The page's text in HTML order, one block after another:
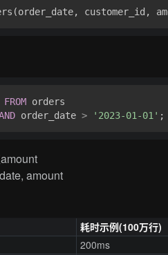
FROM
order_date > '2023-01-01'
amount
耗时示例(100万行)
200ms